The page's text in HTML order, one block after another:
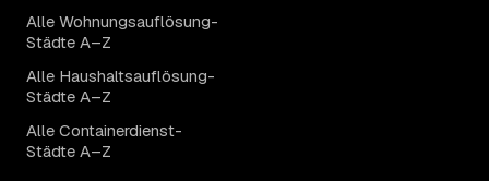
Alle Wohnungsauflösung-
Städte A–Z
Alle Haushaltsauflösung-
Städte A–Z
Alle Containerdienst-
Städte A–Z